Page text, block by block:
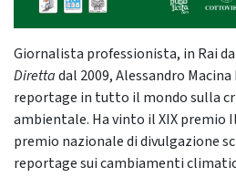
Giornalista professionista, in Rai
Direttadal 2009, Alessandro
reportage in tutto il mondo sulla
ambientale. Ha vinto il XIX premio
premio nazionale di divulgazione
reportage sui cambiamenti